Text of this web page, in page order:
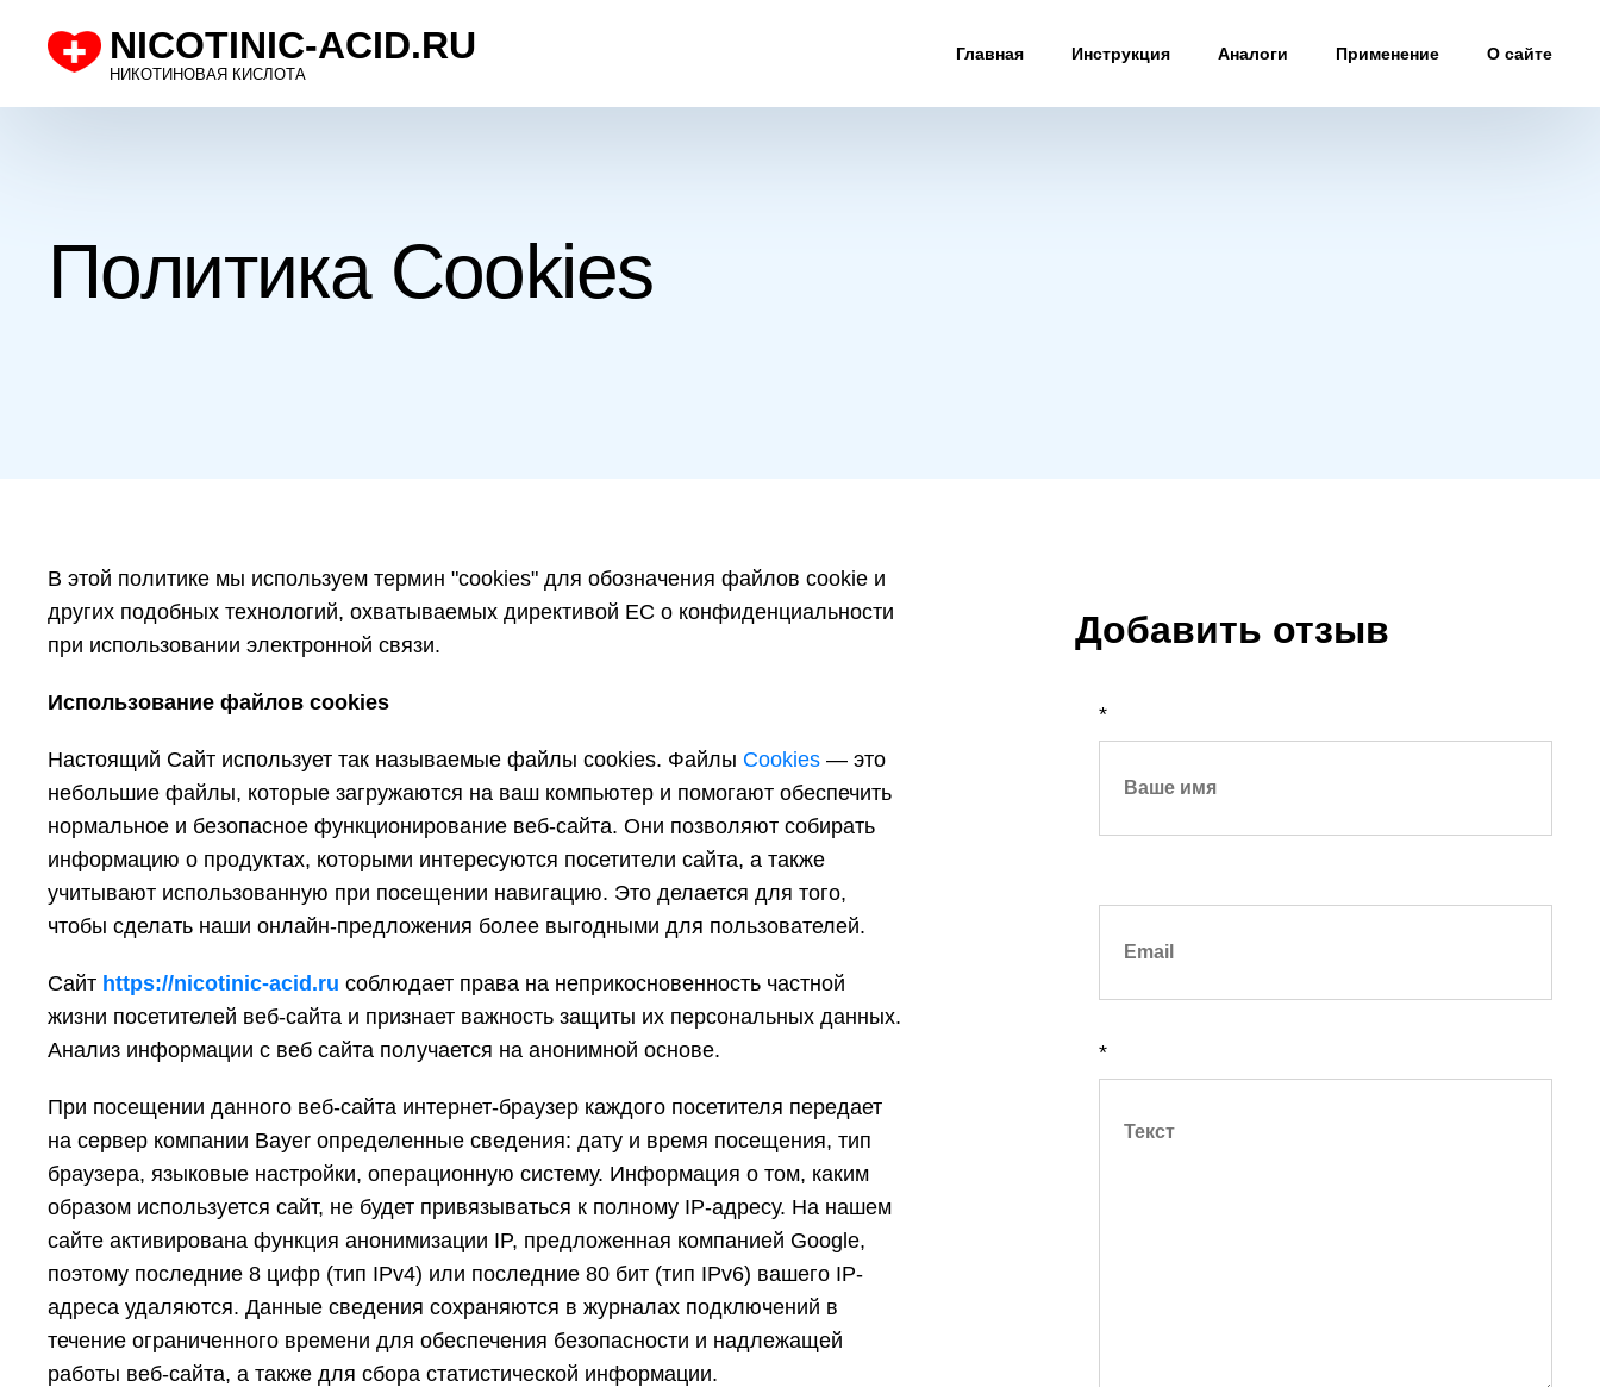
NICOTINIC-ACID.RU
НИКОТИНОВАЯ КИСЛОТА
Главная Инструкция Аналоги Применение О сайте
Политика Cookies
В этой политике мы используем термин "cookies" для обозначения файлов cookie и
других подобных технологий, охватываемых директивой ЕС о конфиденциальности
при использовании электронной связи.
Использование файлов cookies
Настоящий Сайт использует так называемые файлы сookies. Файлы Cookies — это
небольшие файлы, которые загружаются на ваш компьютер и помогают обеспечить
нормальное и безопасное функционирование веб-сайта. Они позволяют собирать
информацию о продуктах, которыми интересуются посетители сайта, а также
учитывают использованную при посещении навигацию. Это делается для того,
чтобы сделать наши онлайн-предложения более выгодными для пользователей.
Сайт https://nicotinic-acid.ru соблюдает права на неприкосновенность частной
жизни посетителей веб-сайта и признает важность защиты их персональных данных.
Анализ информации с веб сайта получается на анонимной основе.
При посещении данного веб-сайта интернет-браузер каждого посетителя передает
на сервер компании Bayer определенные сведения: дату и время посещения, тип
браузера, языковые настройки, операционную систему. Информация о том, каким
образом используется сайт, не будет привязываться к полному IP-адресу. На нашем
сайте активирована функция анонимизации IP, предложенная компанией Google,
поэтому последние 8 цифр (тип IPv4) или последние 80 бит (тип IPv6) вашего IP-
адреса удаляются. Данные сведения сохраняются в журналах подключений в
течение ограниченного времени для обеспечения безопасности и надлежащей
работы веб-сайта, а также для сбора статистической информации.
Добавить отзыв
*
*